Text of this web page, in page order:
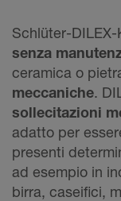
Schlüter-
senza
ceramica o
meccaniche.
sollecitazioni
adatto per
presenti
ad esempio in
birra, caseifici,